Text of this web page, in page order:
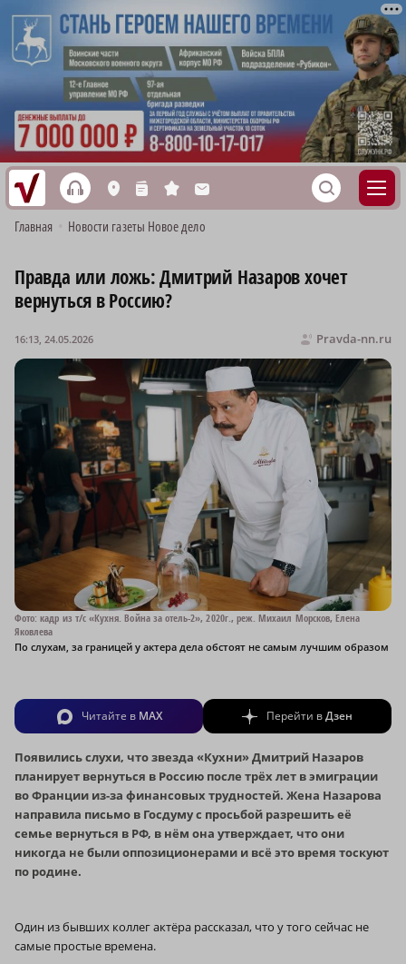
h L n s M S
Главная Новости газеты Новое дело
Правда или ложь: Дмитрий Назаров хочет
вернуться в Россию?
Pravda-nn.ru
16:13, 24.05.2026
Фото: кадр из т/с «Кухня. Война за отель-2», 2020г., реж. Михаил Морсков, Елена
Яковлева
По слухам, за границей у актера дела обстоят не самым лучшим образом
Читайте в MAX Перейти вДзен
Появились слухи, что звезда «Кухни» Дмитрий Назаров
планирует вернуться в Россию после трёх лет в эмиграции
во Франции из-за финансовых трудностей. Жена Назарова
направила письмо в Госдуму с просьбой разрешить её
семье вернуться в РФ, в нём она утверждает, что они
никогда не были оппозиционерами и всё это время тоскуют
по родине.
Один из бывших коллег актёра рассказал, что у того сейчас не
самые простые времена.